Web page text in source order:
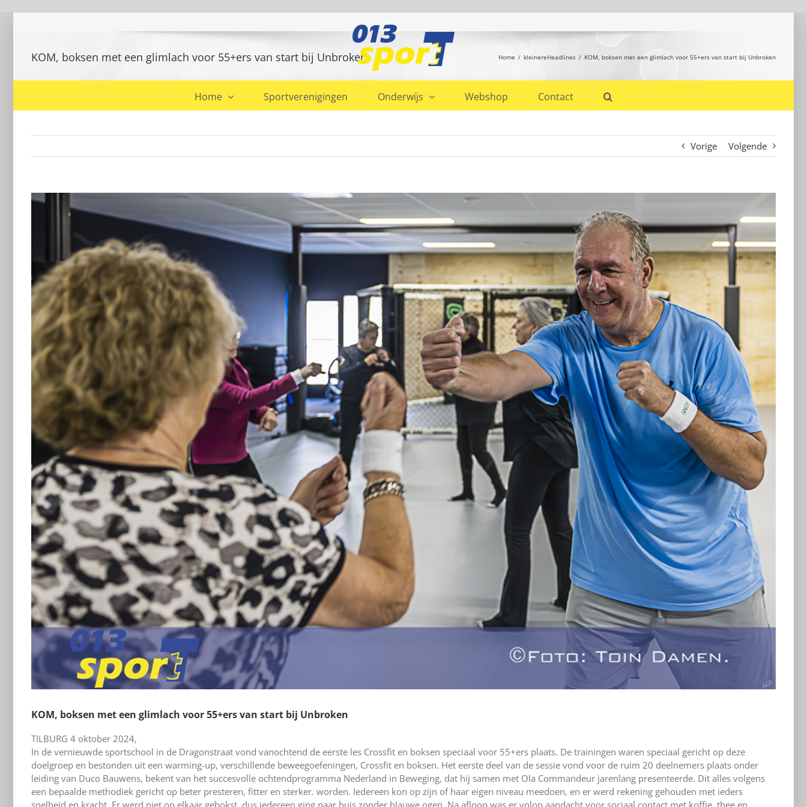
Home Sportverenigingen Onderwijs Webshop Contact
KOM, boksen met een glimlach voor 55+ers van start bij Unbroken Home kleinereHeadlines KOM, boksen met een glimlach voor 55+ers van start bij Unbroken
Vorige Volgende
Bekijk
KOM, boksen met een glimlach voor 55+ers van start bij Unbroken
TILBURG 4 oktober 2024,
In de vernieuwde sportschool in de Dragonstraat vond vanochtend de eerste les Crossfit en boksen speciaal voor 55+ers plaats. De trainingen waren speciaal gericht op deze
doelgroep en bestonden uit een warming-up, verschillende beweegoefeningen, Crossfit en boksen. Het eerste deel van de sessie vond voor de ruim 20 deelnemers plaats onder
leiding van Duco Bauwens, bekent van het succesvolle ochtendprogramma Nederland in Beweging, dat hij samen met Ola Commandeur jarenlang presenteerde. Dit alles volgens
een bepaalde methodiek gericht op beter presteren, fitter en sterker. worden. Iedereen kon op zijn of haar eigen niveau meedoen, en er werd rekening gehouden met ieders